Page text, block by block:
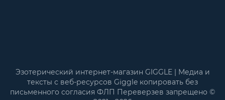
Эзотерический интернет-магазин GIGGLE | Медиа и
тексты с веб-ресурсов Giggle копировать без
письменного согласия ФЛП Переверзев запрещено ©